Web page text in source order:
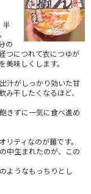
半
の
つにつれて衣につゆが
味しくします。
汁がしっかり効いた甘
干したくなるほど、
きずに一気に食べ進め
ティなのが麺です。
中生まれたのが、この
ようなもっちりとし